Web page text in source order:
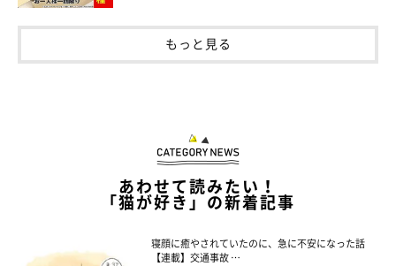
もっと見る
あわせて読みたい！
「猫が好き」の新着記事
寝顔に癒やされていたのに、急に不安になった話
【連載】交通事故 …